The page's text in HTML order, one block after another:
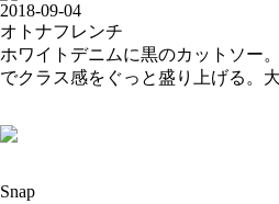
2018-09-04
オトナフレンチ
ホワイトデニムに黒のカットソー
でクラス感をぐっと盛り上げる。
Snap